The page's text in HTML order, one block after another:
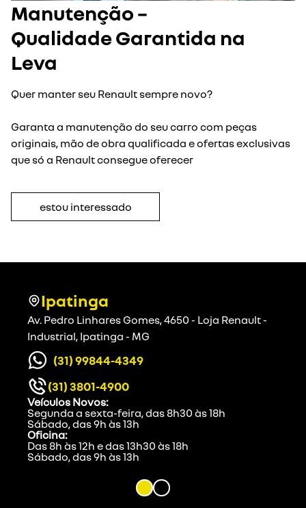
Manutenção –
Qualidade Garantida na
Leva
Quer manter seu Renault sempre novo?
Garanta a manutenção do seu carro com peças
originais, mão de obra qualificada e ofertas exclusivas
que só a Renault consegue oferecer
estou interessado
Ipatinga
Av. Pedro Linhares Gomes, 4650 - Loja Renault -
Industrial, Ipatinga - MG
(31) 99844-4349
(31) 3801-4900
Veículos Novos:
Segunda a sexta-feira, das 8h30 às 18h
Sábado, das 9h às 13h
Oficina:
Das 8h às 12h e das 13h30 às 18h
Sábado, das 9h às 13h